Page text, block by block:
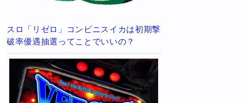
スロ「リゼロ」コンビニスイカは初期撃
破率優遇抽選ってことでいいの？